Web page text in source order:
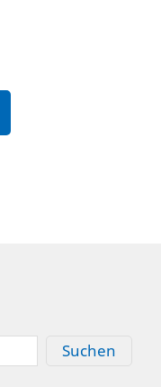
Suchen